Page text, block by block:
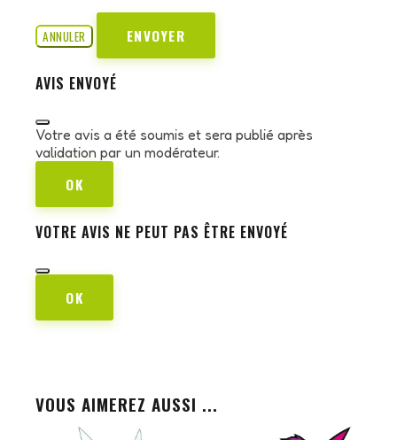
ANNULER ENVOYER
AVIS ENVOYÉ
Votre avis a été soumis et sera publié après
validation par un modérateur.
OK
VOTRE AVIS NE PEUT PAS ÊTRE ENVOYÉ
OK
VOUS AIMEREZ AUSSI ...